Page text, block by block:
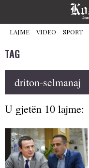
LAJME VIDEO SPORT
TAG
driton-selmanaj
U gjetën 10 lajme: